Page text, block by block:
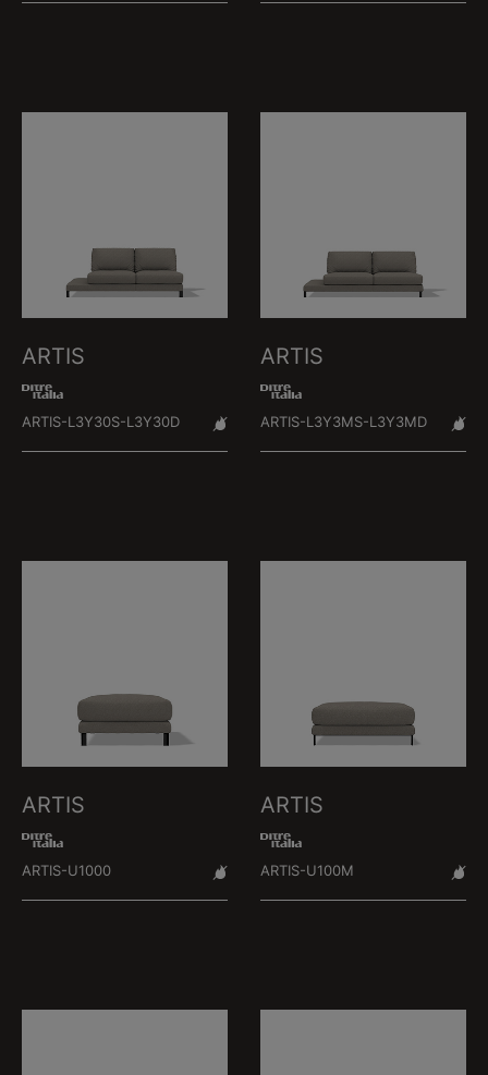
ARTIS
ARTIS-L3Y30S-L3Y30D
ARTIS
ARTIS-L3Y3MS-L3Y3MD
ARTIS
ARTIS-U1000
ARTIS
ARTIS-U100M